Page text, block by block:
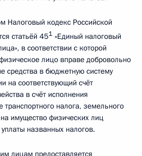
Налоговый кодекс Российской
статьёй 451 «Единый налоговый
в соответствии с которой
лицо вправе добровольно
средства в бюджетную систему
на соответствующий счёт
в счёт исполнения
транспортного налога, земельного
имущество физических лиц
названных налогов.
лицам предоставляется